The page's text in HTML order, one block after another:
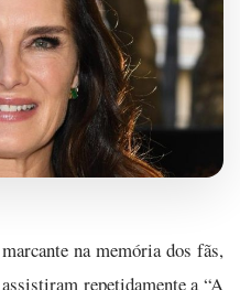
na memória dos fãs,
repetidamente a “A